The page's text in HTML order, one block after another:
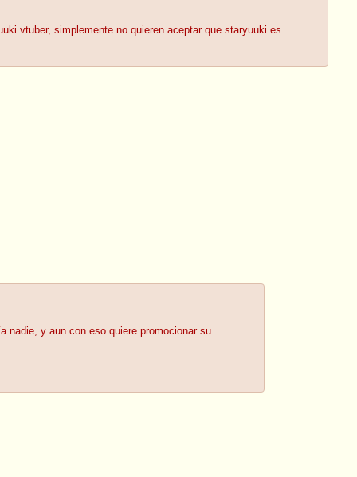
vtuber, simplemente no quieren aceptar que staryuuki es
nadie, y aun con eso quiere promocionar su